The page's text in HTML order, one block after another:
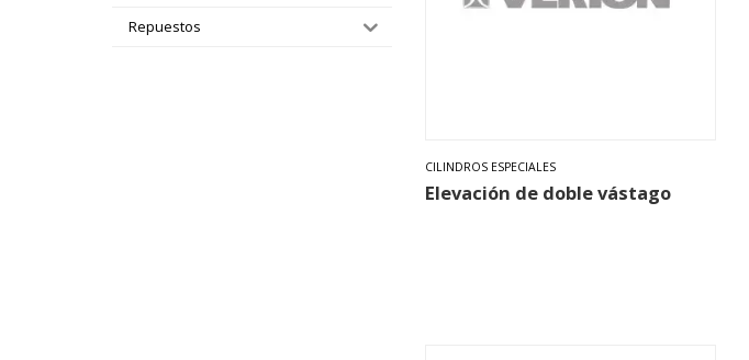
CILINDROS ESPECIALES
Elevación de doble vástago
Repuestos